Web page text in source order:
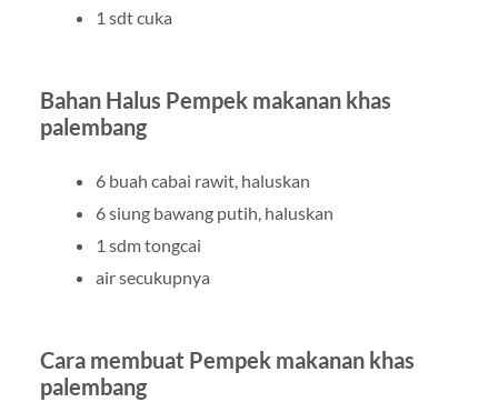
1 sdt cuka
Bahan Halus Pempek makanan khas
palembang
6 buah cabai rawit, haluskan
6 siung bawang putih, haluskan
1 sdm tongcai
air secukupnya
Cara membuat Pempek makanan khas
palembang